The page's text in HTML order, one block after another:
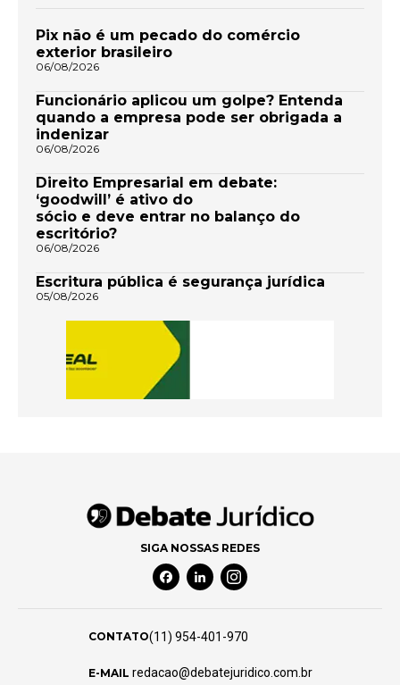
Pix não é um pecado do comércio
exterior brasileiro
06/08/2026
Funcionário aplicou um golpe? Entenda
quando a empresa pode ser obrigada a
indenizar
06/08/2026
Direito Empresarial em debate:
‘goodwill’ é ativo do
sócio e deve entrar no balanço do
escritório?
06/08/2026
Escritura pública é segurança jurídica
05/08/2026
SIGA NOSSAS REDES
Facebook Social Media
Linkedin Social Media
Instagram Social Media
CONTATO(11) 954-401-970
E-MAIL redacao@debatejuridico.com.br